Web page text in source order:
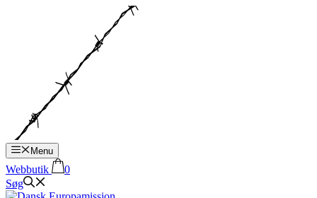
Menu
Webbutik
0
Søg